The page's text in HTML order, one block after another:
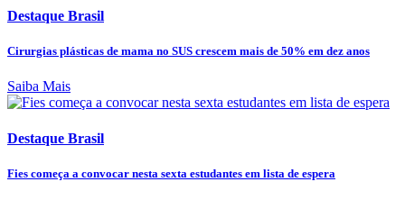
Destaque Brasil
Cirurgias plásticas de mama no SUS crescem mais de 50% em dez anos
Saiba Mais
Destaque Brasil
Fies começa a convocar nesta sexta estudantes em lista de espera